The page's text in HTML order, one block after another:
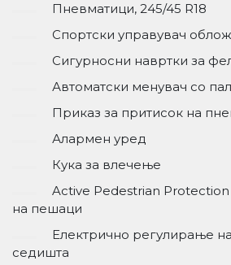
Пневматици, 245/45 R18
Спортски управувач
Сигурносни навртки за
Автоматски менувач со
Приказ за притисок на
Алармен уред
Кука за влечење
Active Pedestrian Protection
на пешаци
Електрично регулирање
седишта